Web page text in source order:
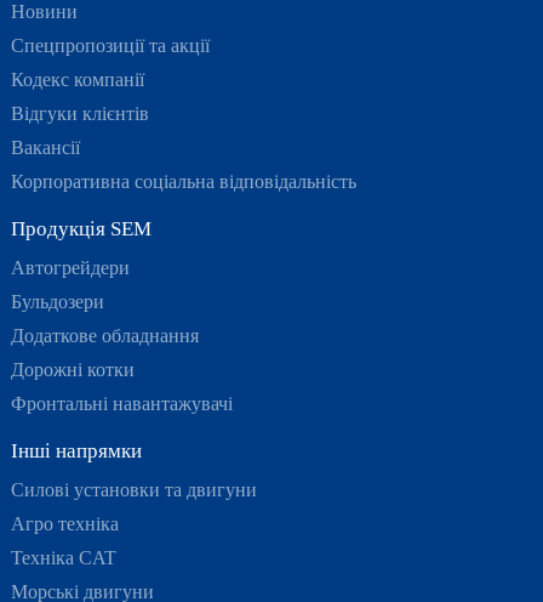
Новини
Спецпропозиції та акції
Кодекс компанії
Відгуки клієнтів
Вакансії
Корпоративна соціальна відповідальність
Продукція SEM
Автогрейдери
Бульдозери
Додаткове обладнання
Дорожні котки
Фронтальні навантажувачі
Інші напрямки
Силові установки та двигуни
Агро техніка
Техніка CAT
Морські двигуни